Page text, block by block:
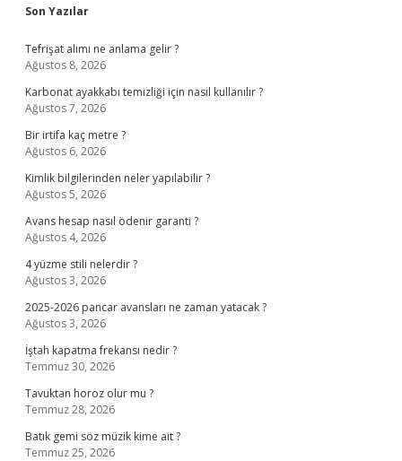
Sidebar
Son Yazılar
Tefrişat alımı ne anlama gelir ?
Ağustos 8, 2026
Karbonat ayakkabı temizliği için nasıl kullanılır ?
Ağustos 7, 2026
Bir irtifa kaç metre ?
Ağustos 6, 2026
Kimlik bilgilerinden neler yapılabilir ?
Ağustos 5, 2026
Avans hesap nasıl ödenir garanti ?
Ağustos 4, 2026
4 yüzme stili nelerdir ?
Ağustos 3, 2026
2025-2026 pancar avansları ne zaman yatacak ?
Ağustos 3, 2026
İştah kapatma frekansı nedir ?
Temmuz 30, 2026
Tavuktan horoz olur mu ?
Temmuz 28, 2026
Batık gemi söz müzik kime ait ?
Temmuz 25, 2026